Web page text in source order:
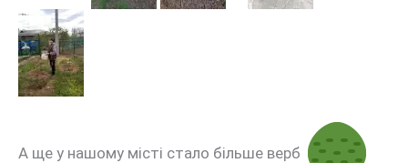
А ще у нашому місті стало більше верб